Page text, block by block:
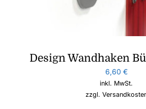
Design Wandhaken
6,60 €
inkl. MwSt.
zzgl.